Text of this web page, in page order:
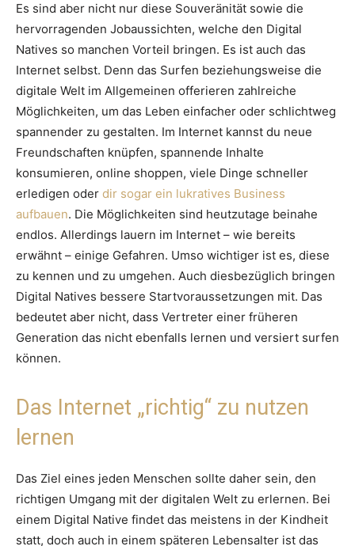
Es sind aber nicht nur diese Souveränität sowie die
hervorragenden Jobaussichten, welche den Digital
Natives so manchen Vorteil bringen. Es ist auch das
Internet selbst. Denn das Surfen beziehungsweise die
digitale Welt im Allgemeinen offerieren zahlreiche
Möglichkeiten, um das Leben einfacher oder schlichtweg
spannender zu gestalten. Im Internet kannst du neue
Freundschaften knüpfen, spannende Inhalte
konsumieren, online shoppen, viele Dinge schneller
erledigen oder dir sogar ein lukratives Business
aufbauen. Die Möglichkeiten sind heutzutage beinahe
endlos. Allerdings lauern im Internet – wie bereits
erwähnt – einige Gefahren. Umso wichtiger ist es, diese
zu kennen und zu umgehen. Auch diesbezüglich bringen
Digital Natives bessere Startvoraussetzungen mit. Das
bedeutet aber nicht, dass Vertreter einer früheren
Generation das nicht ebenfalls lernen und versiert surfen
können.
Das Internet „richtig“ zu nutzen
lernen
Das Ziel eines jeden Menschen sollte daher sein, den
richtigen Umgang mit der digitalen Welt zu erlernen. Bei
einem Digital Native findet das meistens in der Kindheit
statt, doch auch in einem späteren Lebensalter ist das